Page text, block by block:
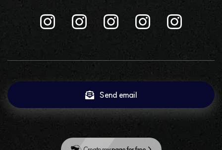
Send email